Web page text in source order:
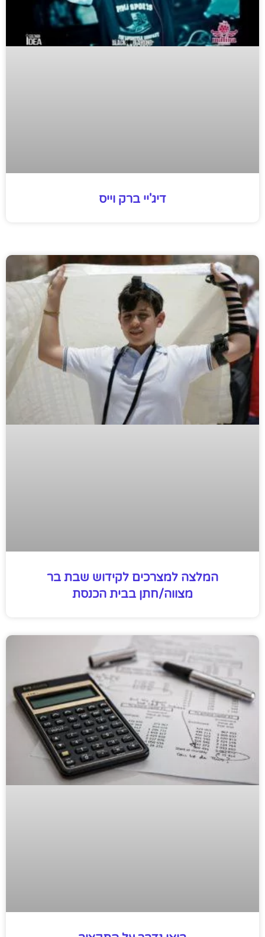
דיג'יי ברק וייס
המלצה למצרכים לקידוש שבת בר
מצווה/חתן בבית הכנסת